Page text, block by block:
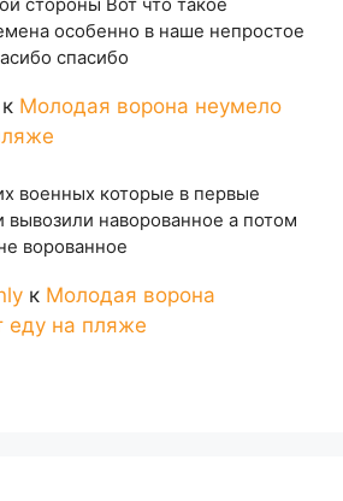
особенно в наше непростое
спасибо
к Молодая ворона неумело
военных которые в первые
вывозили наворованное а потом
ворованное
к Молодая ворона
еду на пляже